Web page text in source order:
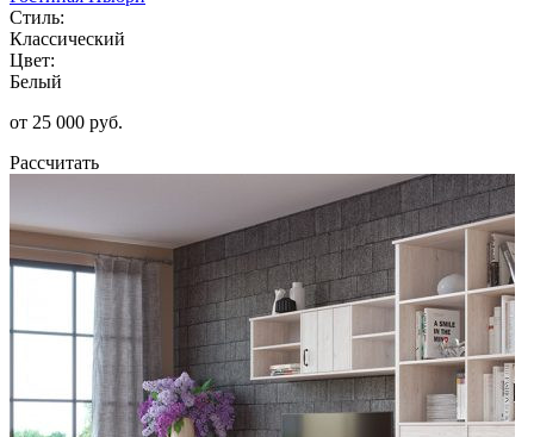
Стиль:
Классический
Цвет:
Белый
от 25 000 руб.
Рассчитать